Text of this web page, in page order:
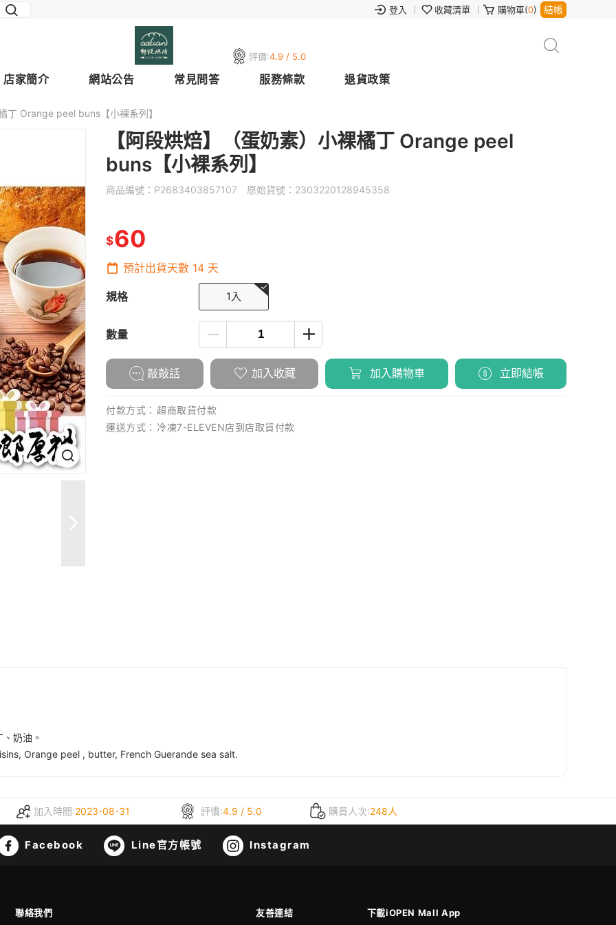
登入 收藏清單 購物車(0) 結帳
評價:4.9 / 5.0
店家簡介 網站公告 常見問答 服務條款 退貨政策
丁 Orange peel buns【小裸系列】
【阿段烘焙】（蛋奶素）小裸橘丁 Orange peel
buns【小裸系列】
商品編號： P2683403857107 原始貨號： 2303220128945358
$60
預計出貨天數 14 天
規格 1入
數量
敲敲話 加入收藏 加入購物車 立即結帳
付款方式： 超商取貨付款
運送方式： 冷凍7-ELEVEN店到店取貨付款
奶油。
Orange peel , butter, French Guerande sea salt.
加入時間:2023-08-31 評價:4.9 / 5.0 購買人次:248人
Facebook Line官方帳號 Instagram
聯絡我們 友善連結 下載iOPEN Mall App